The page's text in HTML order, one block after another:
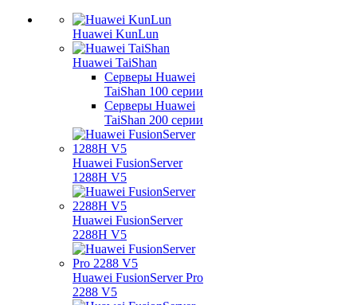
Huawei KunLun
Huawei TaiShan
Серверы Huawei
TaiShan 100 серии
Серверы Huawei
TaiShan 200 серии
Huawei FusionServer
1288H V5
Huawei FusionServer
2288H V5
Huawei FusionServer Pro
2288 V5